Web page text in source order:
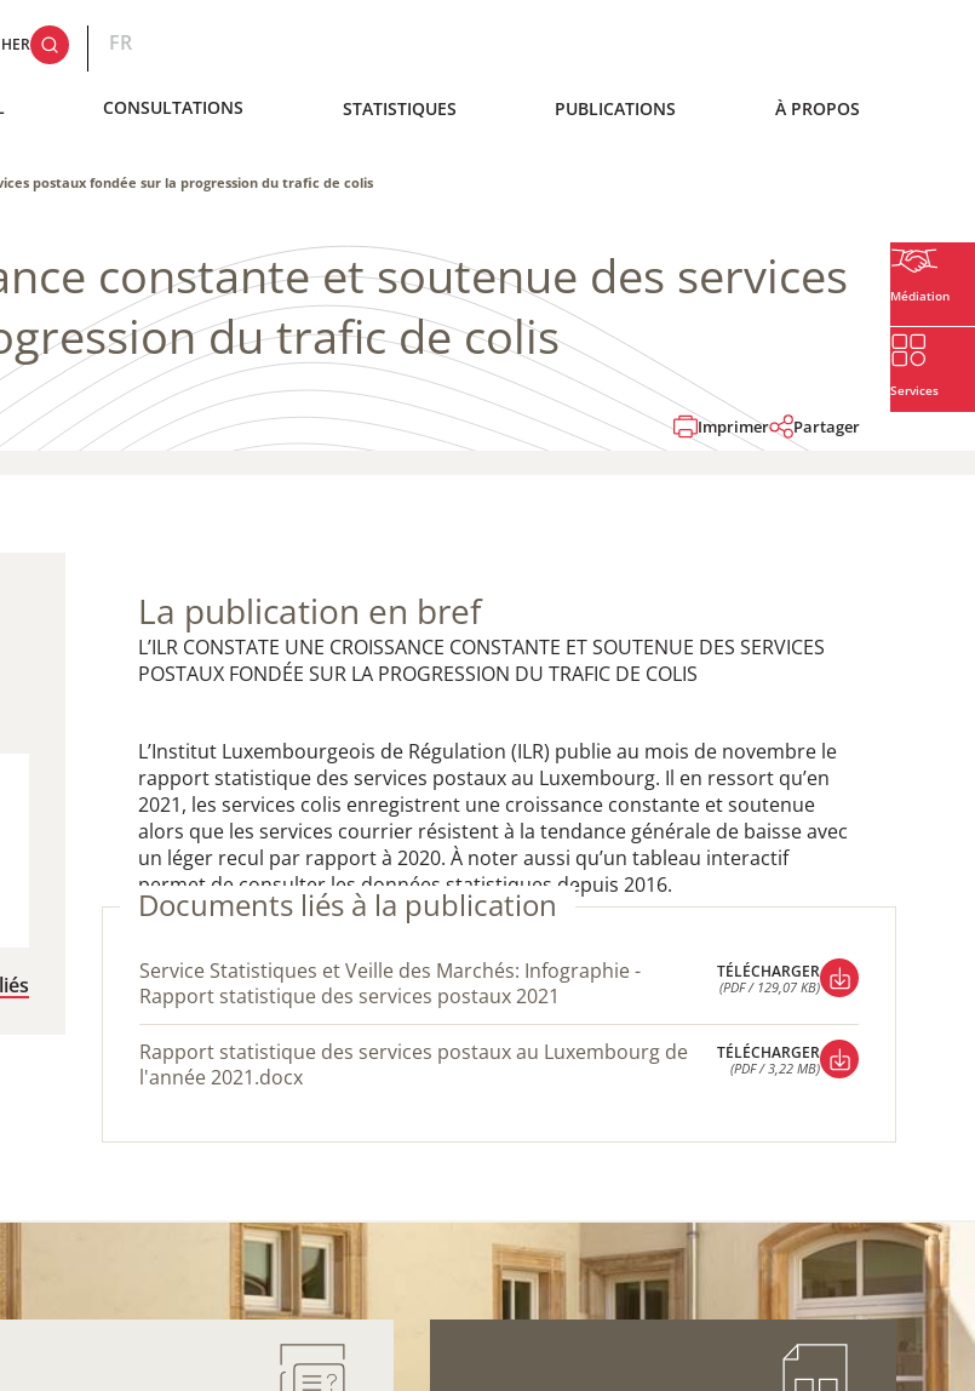
FR
CONSULTATIONS STATISTIQUES PUBLICATIONS À PROPOS
postaux fondée sur la progression du trafic de colis
Médiation
Services
constante et soutenue des services
du trafic de colis
Imprimer Partager
La publication en bref
L’ILR CONSTATE UNE CROISSANCE CONSTANTE ET SOUTENUE DES SERVICES
POSTAUX FONDÉE SUR LA PROGRESSION DU TRAFIC DE COLIS
L’Institut Luxembourgeois de Régulation (ILR) publie au mois de novembre le
rapport statistique des services postaux au Luxembourg. Il en ressort qu’en
2021, les services colis enregistrent une croissance constante et soutenue
alors que les services courrier résistent à la tendance générale de baisse avec
un léger recul par rapport à 2020. À noter aussi qu’un tableau interactif
permet de consulter les données statistiques depuis 2016.
Documents liés à la publication
S​ervice Statistiques et Veille des Marchés: Infographie -
Rapport statistique des services postaux 2021
TÉLÉCHARGER
(PDF / 129,07 KB)
(PDF / 129,07 KB)
Rapport statistique des services postaux au Luxembourg de
l'année 2021.docx
TÉLÉCHARGER
(PDF / 3,22 MB)